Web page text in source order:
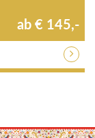
ab € 145,-